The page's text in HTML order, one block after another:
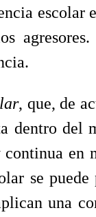
, que, de
dentro
continua
se
una